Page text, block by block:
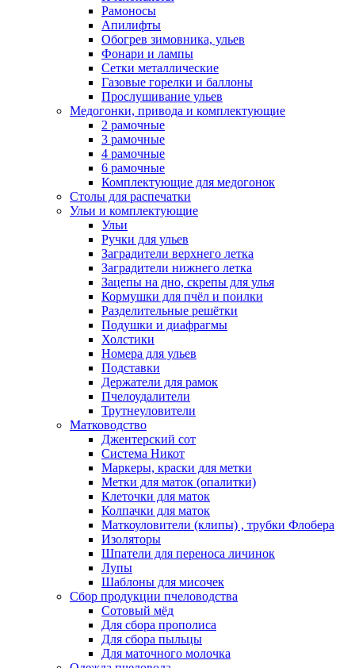
Рамоносы
Апилифты
Обогрев зимовника, ульев
Фонари и лампы
Сетки металлические
Газовые горелки и баллоны
Прослушивание ульев
Медогонки, привода и комплектующие
2 рамочные
3 рамочные
4 рамочные
6 рамочные
Комплектующие для медогонок
Столы для распечатки
Ульи и комплектующие
Ульи
Ручки для ульев
Заградители верхнего летка
Заградители нижнего летка
Зацепы на дно, скрепы для улья
Кормушки для пчёл и поилки
Разделительные решётки
Подушки и диафрагмы
Холстики
Номера для ульев
Подставки
Держатели для рамок
Пчелоудалители
Трутнеуловители
Матководство
Джентерский сот
Система Никот
Маркеры, краски для метки
Метки для маток (опалитки)
Клеточки для маток
Колпачки для маток
Маткоуловители (клипы) , трубки Флобера
Изоляторы
Шпатели для переноса личинок
Лупы
Шаблоны для мисочек
Сбор продукции пчеловодства
Сотовый мёд
Для сбора прополиса
Для сбора пыльцы
Для маточного молочка